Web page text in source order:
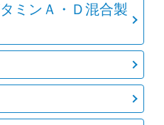
ミンＡ・Ｄ混合製